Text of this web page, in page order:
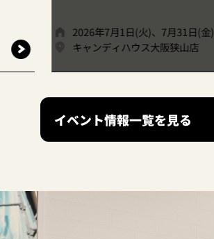
2026年7月1日(火)、7月31日(金)
キャンディハウス大阪狭山店
イベント情報一覧を見る